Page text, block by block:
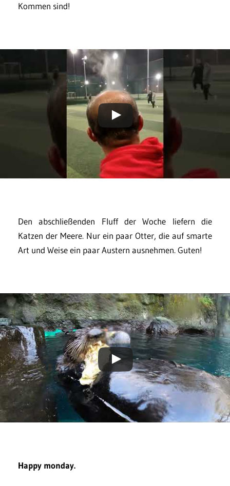
Kommen sind!
Den abschließenden Fluff der Woche liefern die
Katzen der Meere. Nur ein paar Otter, die auf smarte
Art und Weise ein paar Austern ausnehmen. Guten!
Happy monday.